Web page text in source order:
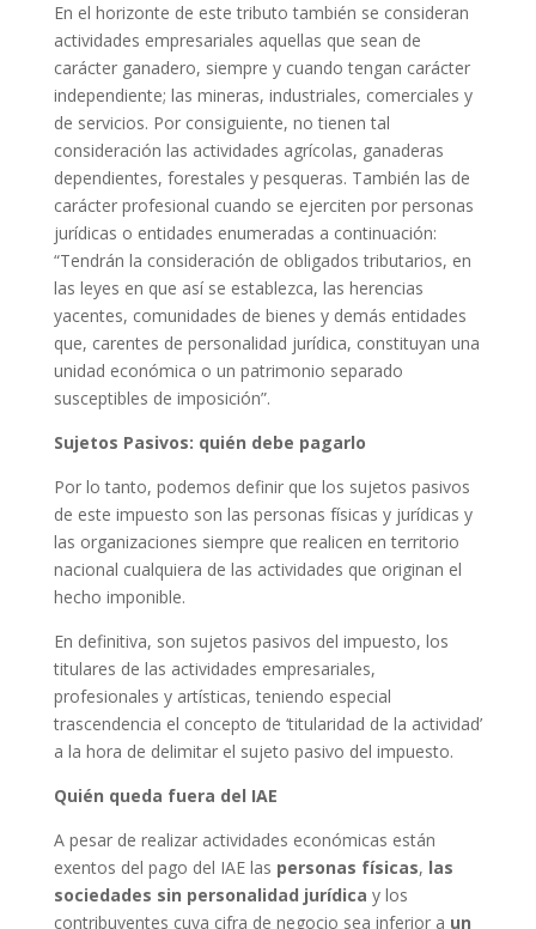
En el horizonte de este tributo también se consideran
actividades empresariales aquellas que sean de
carácter ganadero, siempre y cuando tengan carácter
independiente; las mineras, industriales, comerciales y
de servicios. Por consiguiente, no tienen tal
consideración las actividades agrícolas, ganaderas
dependientes, forestales y pesqueras. También las de
carácter profesional cuando se ejerciten por personas
jurídicas o entidades enumeradas a continuación:
“Tendrán la consideración de obligados tributarios, en
las leyes en que así se establezca, las herencias
yacentes, comunidades de bienes y demás entidades
que, carentes de personalidad jurídica, constituyan una
unidad económica o un patrimonio separado
susceptibles de imposición”.
Sujetos Pasivos: quién debe pagarlo
Por lo tanto, podemos definir que los sujetos pasivos
de este impuesto son las personas físicas y jurídicas y
las organizaciones siempre que realicen en territorio
nacional cualquiera de las actividades que originan el
hecho imponible.
En definitiva, son sujetos pasivos del impuesto, los
titulares de las actividades empresariales,
profesionales y artísticas, teniendo especial
trascendencia el concepto de ‘titularidad de la actividad’
a la hora de delimitar el sujeto pasivo del impuesto.
Quién queda fuera del IAE
A pesar de realizar actividades económicas están
exentos del pago del IAE las personas físicas, las
sociedades sin personalidad jurídica y los
contribuyentes cuya cifra de negocio sea inferior a un